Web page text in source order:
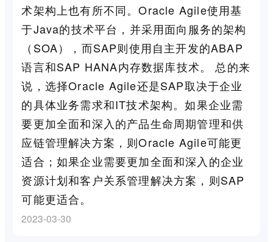
术架构上也有所不同。Oracle Agile使用基
于Java的技术平台，并采用面向服务的架构
（SOA），而SAP则使用自主开发的ABAP
语言和SAP HANA内存数据库技术。 总的来
说，选择Oracle Agile还是SAP取决于企业
的具体业务需求和IT技术架构。如果企业需
要更加全面和深入的产品生命周期管理和供
应链管理解决方案，则Oracle Agile可能更
适合；如果企业需要更加全面和深入的企业
资源计划和客户关系管理解决方案，则SAP
可能更适合。
2023-03-30